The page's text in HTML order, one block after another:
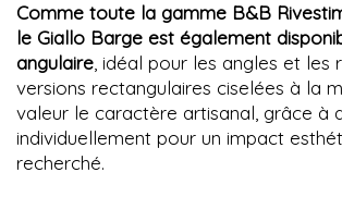
Comme toute la gamme B&B
le Giallo Barge est également
angulaire , idéal pour les angles et les
versions rectangulaires ciselées à la
valeur le caractère artisanal, grâce à
individuellement pour un impact
recherché.